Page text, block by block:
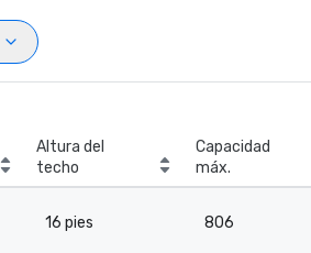
Altura del
techo
Capacidad
máx.
16 pies 806